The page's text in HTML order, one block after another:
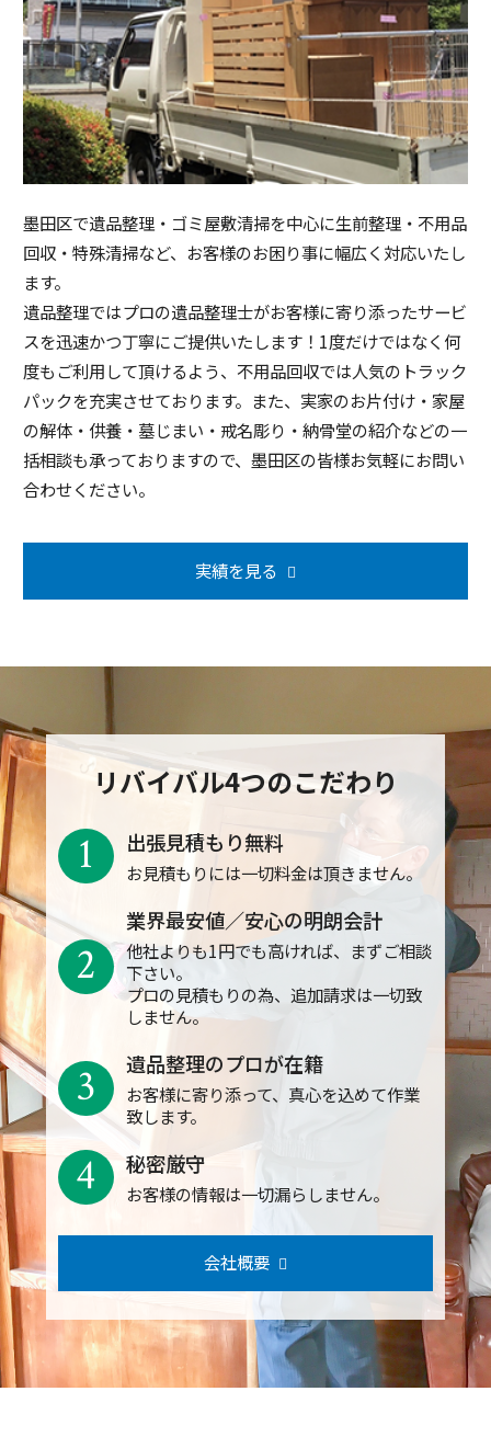
墨田区で遺品整理・ゴミ屋敷清掃を中心に生前整理・不用品
回収・特殊清掃など、お客様のお困り事に幅広く対応いたし
ます。
遺品整理ではプロの遺品整理士がお客様に寄り添ったサービ
スを迅速かつ丁寧にご提供いたします！1度だけではなく何
度もご利用して頂けるよう、不用品回収では人気のトラック
パックを充実させております。また、実家のお片付け・家屋
の解体・供養・墓じまい・戒名彫り・納骨堂の紹介などの一
括相談も承っておりますので、墨田区の皆様お気軽にお問い
合わせください。
実績を見る
リバイバル4つのこだわり
出張見積もり無料
お見積もりには一切料金は頂きません。
1
業界最安値／安心の明朗会計
他社よりも1円でも高ければ、まずご相談
下さい。
プロの見積もりの為、追加請求は一切致
しません。
2
遺品整理のプロが在籍
お客様に寄り添って、真心を込めて作業
致します。
3
秘密厳守
お客様の情報は一切漏らしません。
4
会社概要